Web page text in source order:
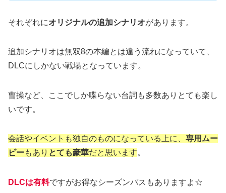
それぞれにオリジナルの追加シナリオがあります。
追加シナリオは無双8の本編とは違う流れになっていて、
DLCにしかない戦場となっています。
曹操など、ここでしか喋らない台詞も多数ありとても楽し
いです。
会話やイベントも独自のものになっている上に、 専用ムー
ビーもあり とても豪華だと思います。
DLCは有料ですがお得なシーズンパスもありますよ☆